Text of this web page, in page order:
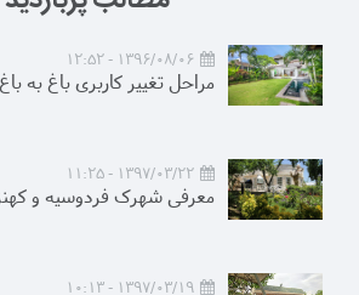
1396/08/06 - 12:52
مراحل تغییر کاربری باغ به
1397/03/22 - 11:25
معرفی شهرک فردوسیه و
1397/03/19 - 10:13